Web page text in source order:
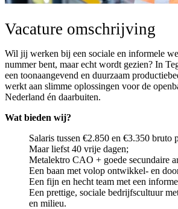
Vacature omschrijving
Wil jij werken bij een sociale en informele
nummer bent, maar echt wordt gezien? In
een toonaangevend en duurzaam
werkt aan slimme oplossingen voor de
Nederland én daarbuiten.
Wat bieden wij?
Salaris tussen €2.850 en €3.350 bruto
Maar liefst 40 vrije dagen;
Metalektro CAO + goede secundaire
Een baan met volop ontwikkel- en
Een fijn en hecht team met een
Een prettige, sociale bedrijfscultuur
en milieu.